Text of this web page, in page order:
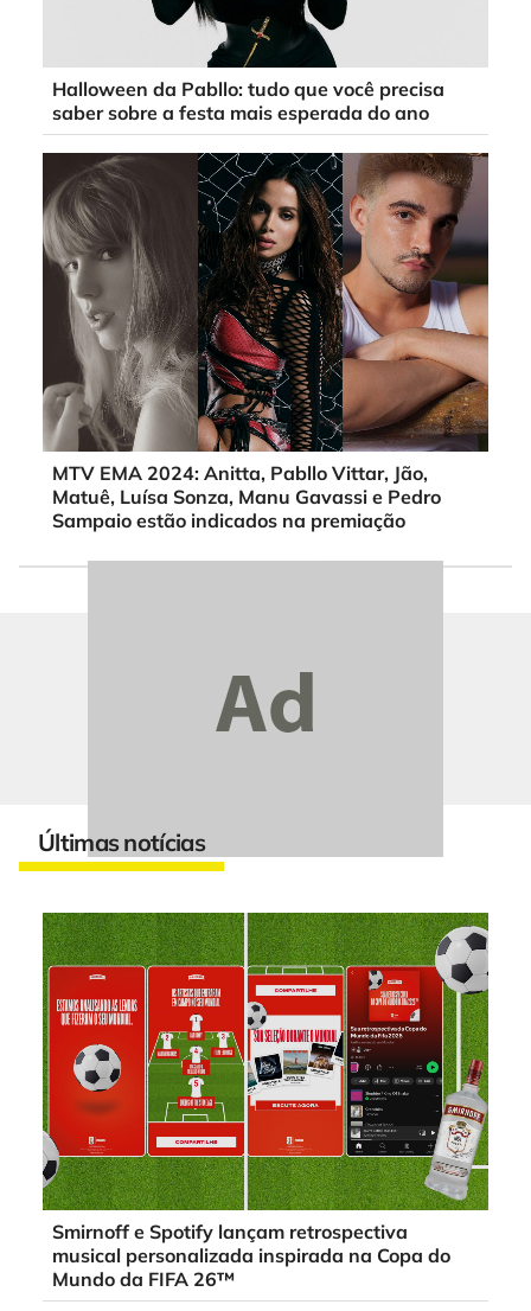
Halloween da Pabllo: tudo que você precisa
saber sobre a festa mais esperada do ano
MTV EMA 2024: Anitta, Pabllo Vittar, Jão,
Matuê, Luísa Sonza, Manu Gavassi e Pedro
Sampaio estão indicados na premiação
Últimas notícias
Smirnoff e Spotify lançam retrospectiva
musical personalizada inspirada na Copa do
Mundo da FIFA 26™